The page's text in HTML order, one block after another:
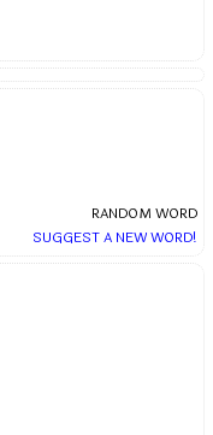
RANDOM WORD
SUGGEST A NEW WORD!